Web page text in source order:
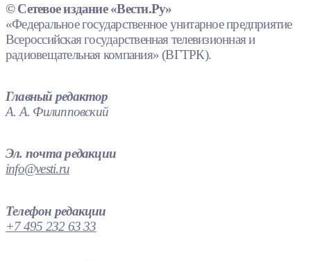
© Сетевое издание «Вести.Ру»
«Федеральное государственное унитарное предприятие
Всероссийская государственная телевизионная и
радиовещательная компания» (ВГТРК).
Главный редактор
А. А. Филипповский
Эл. почта редакции
info@vesti.ru
Телефон редакции
+7 495 232 63 33